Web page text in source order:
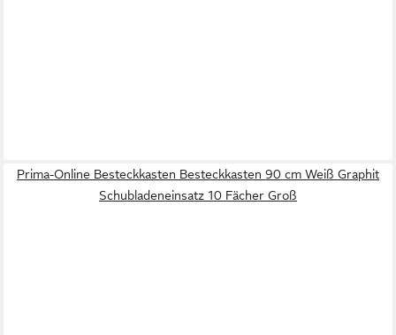
Prima-Online Besteckkasten Besteckkasten 90 cm Weiß Graphit
Schubladeneinsatz 10 Fächer Groß